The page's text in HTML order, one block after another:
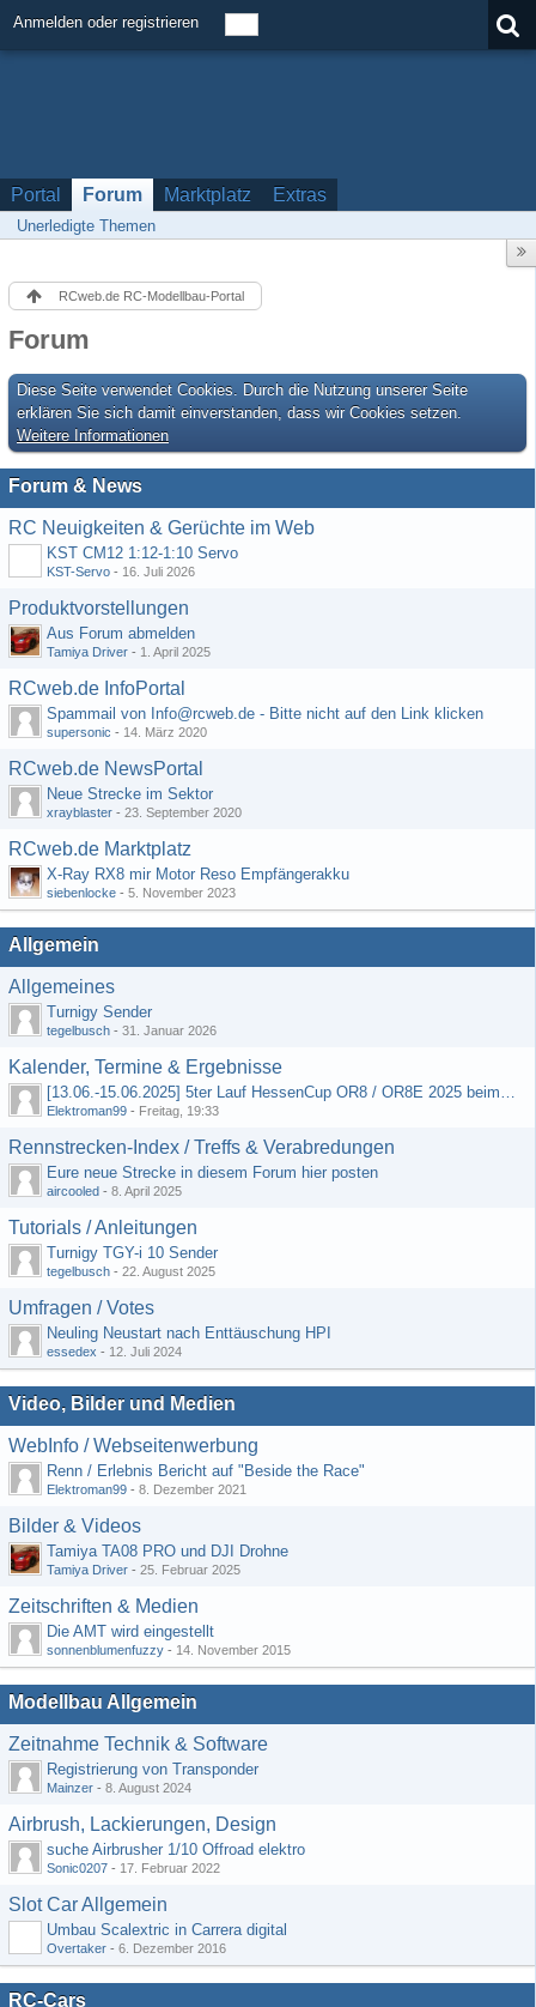
Anmelden oder registrieren
Portal Forum Marktplatz Extras
Unerledigte Themen
RCweb.de RC-Modellbau-Portal
Forum
Diese Seite verwendet Cookies. Durch die Nutzung unserer Seite
erklären Sie sich damit einverstanden, dass wir Cookies setzen.
Weitere Informationen
Forum & News
RC Neuigkeiten & Gerüchte im Web
KST CM12 1:12-1:10 Servo
KST-Servo - 16. Juli 2026
Produktvorstellungen
Aus Forum abmelden
Tamiya Driver - 1. April 2025
RCweb.de InfoPortal
Spammail von Info@rcweb.de - Bitte nicht auf den Link klicken
supersonic - 14. März 2020
RCweb.de NewsPortal
Neue Strecke im Sektor
xrayblaster - 23. September 2020
RCweb.de Marktplatz
X-Ray RX8 mir Motor Reso Empfängerakku
siebenlocke - 5. November 2023
Allgemein
Allgemeines
Turnigy Sender
tegelbusch - 31. Januar 2026
Kalender, Termine & Ergebnisse
[13.06.-15.06.2025] 5ter Lauf HessenCup OR8 / OR8E 2025 beim MSC Ober-Mörlen e.V.
Elektroman99 - Freitag, 19:33
Rennstrecken-Index / Treffs & Verabredungen
Eure neue Strecke in diesem Forum hier posten
aircooled - 8. April 2025
Tutorials / Anleitungen
Turnigy TGY-i 10 Sender
tegelbusch - 22. August 2025
Umfragen / Votes
Neuling Neustart nach Enttäuschung HPI
essedex - 12. Juli 2024
Video, Bilder und Medien
WebInfo / Webseitenwerbung
Renn / Erlebnis Bericht auf "Beside the Race"
Elektroman99 - 8. Dezember 2021
Bilder & Videos
Tamiya TA08 PRO und DJI Drohne
Tamiya Driver - 25. Februar 2025
Zeitschriften & Medien
Die AMT wird eingestellt
sonnenblumenfuzzy - 14. November 2015
Modellbau Allgemein
Zeitnahme Technik & Software
Registrierung von Transponder
Mainzer - 8. August 2024
Airbrush, Lackierungen, Design
suche Airbrusher 1/10 Offroad elektro
Sonic0207 - 17. Februar 2022
Slot Car Allgemein
Umbau Scalextric in Carrera digital
Overtaker - 6. Dezember 2016
RC-Cars